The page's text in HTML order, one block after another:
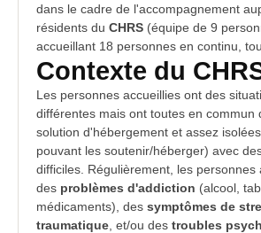
dans le cadre de l'accompagnement
résidents du CHRS (équipe de 9
accueillant 18 personnes en continu,
Contexte du
Les personnes accueillies ont des
différentes mais ont toutes en commun
solution d'hébergement et assez
pouvant les soutenir/héberger) avec
difficiles. Régulièrement, les personnes
des problèmes d'addiction (alcool,
médicaments), des symptômes de
traumatique , et/ou des troubles